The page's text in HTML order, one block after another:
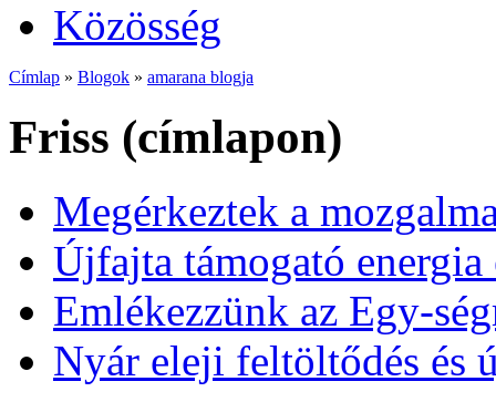
Közösség
Címlap » Blogok » amarana blogja
Friss (címlapon)
Megérkeztek a
Újfajta támogató
Emlékezzünk az Egy-
Nyár eleji feltöltődés és